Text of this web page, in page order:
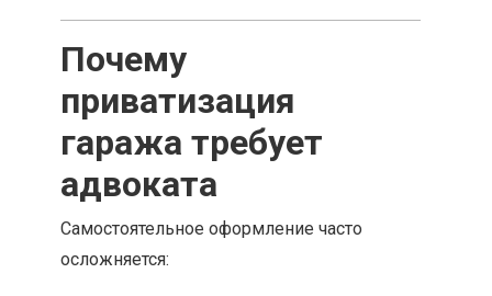
Почему
приватизация
гаража требует
адвоката
Самостоятельное оформление часто
осложняется: